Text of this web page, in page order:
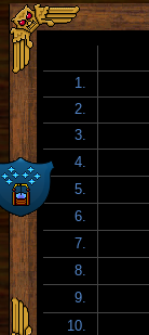
1.
2.
3.
4.
5.
6.
7.
8.
9.
10.